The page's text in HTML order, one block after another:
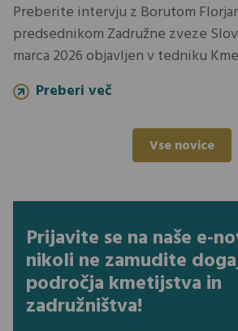
Preberite intervju z Borutom
predsednikom Zadružne zveze
marca 2026 objavljen v tedniku
Preberi več
Vse novice
Prijavite se na naše e-
nikoli ne zamudite
področja kmetijstva in
zadružništva!